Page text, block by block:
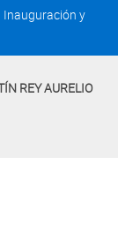
Inauguración y
REY AURELIO